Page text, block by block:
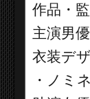
作品・
主演男
衣装デ
・ノミ